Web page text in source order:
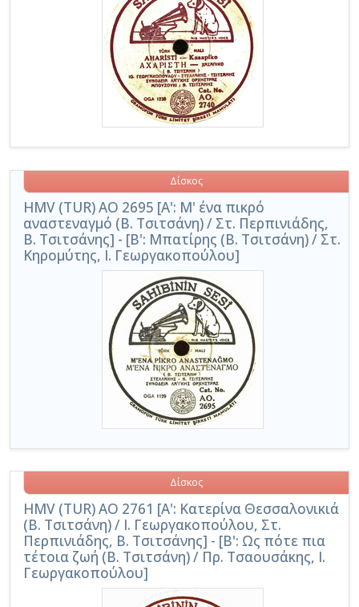
HMV (TUR) AO 2695 [Α': Μ' ένα πικρό
αναστεναγμό (Β. Τσιτσάνη) / Στ. Περπινιάδης,
Β. Τσιτσάνης] - [Β': Μπατίρης (Β. Τσιτσάνη) / Στ.
Κηρομύτης, Ι. Γεωργακοπούλου]
Δίσκος
HMV (TUR) AO 2761 [Α': Κατερίνα Θεσσαλονικιά
(Β. Τσιτσάνη) / Ι. Γεωργακοπούλου, Στ.
Περπινιάδης, Β. Τσιτσάνης] - [Β': Ως πότε πια
τέτοια ζωή (Β. Τσιτσάνη) / Πρ. Τσαουσάκης, Ι.
Γεωργακοπούλου]
Δίσκος